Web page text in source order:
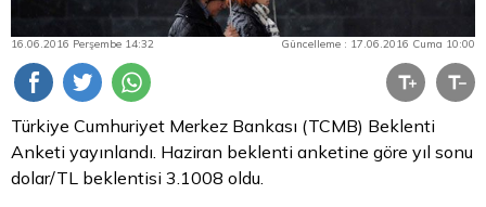
16.06.2016 Perşembe 14:32 Güncelleme : 17.06.2016 Cuma 10:00
Türkiye Cumhuriyet Merkez Bankası (TCMB) Beklenti
Anketi yayınlandı. Haziran beklenti anketine göre yıl sonu
dolar/TL beklentisi 3.1008 oldu.